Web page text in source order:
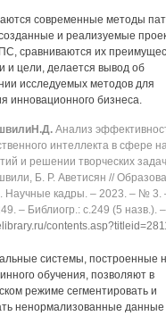
современные методы
и реализуемые
сравниваются их
и цели, делается вывод об
исследуемых методов для
инновационного бизнеса.
Н.Д. Анализ
интеллекта в сфере
и решении творческих
Б. Р. Аветисян //
Научные кадры. ‒ 2023. ‒ № 3.
‒ Библиогр.: с.249 (5 назв.). ‒
системы, построенные
обучения, позволяют в
режиме сегментировать и
ненормализованные данные